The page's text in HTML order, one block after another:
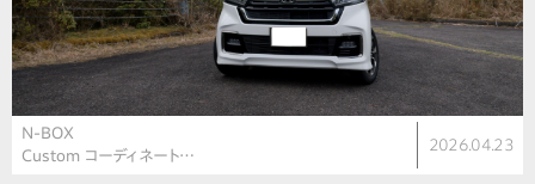
N-BOX
Custom コーディネート…
2026.04.23